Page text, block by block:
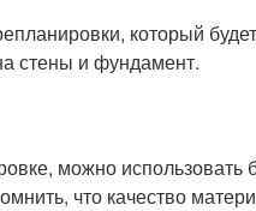
который
стены и фундамент.
можно
что качество